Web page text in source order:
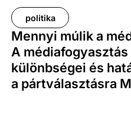
politika
Mennyi múlik a
A
különbségei és
a pártválasztásra